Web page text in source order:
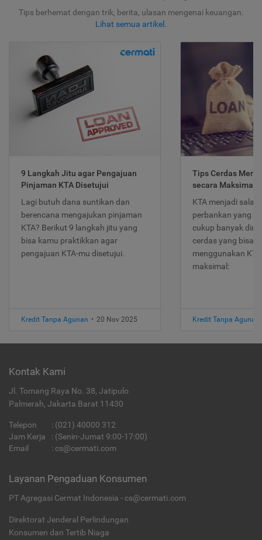
Tips berhemat dengan trik, berita, ulasan mengenai keuangan.
Lihat semua artikel .
9 Langkah Jitu agar Pengajuan
Pinjaman KTA Disetujui
Lagi butuh dana suntikan dan
berencana mengajukan pinjaman
KTA? Berikut 9 langkah jitu yang
bisa kamu praktikkan agar
pengajuan KTA-mu disetujui.
Kredit Tanpa Agunan • 20 Nov 2025
Tips Cerdas
secara Maksimal
KTA menjadi
perbankan yang
cukup banyak
cerdas yang bisa
menggunakan
maksimal:
Kredit Tanpa Agunan
Kontak Kami
Jl. Tomang Raya No. 38, Jatipulo
Palmerah, Jakarta Barat 11430
Telepon : (021) 40000 312
Jam Kerja
: (Senin-Jumat 9:00-17:00)
Email
: cs@cermati.com
Layanan Pengaduan Konsumen
PT Agregasi Cermat Indonesia - cs@cermati.com
Direktorat Jenderal Perlindungan
Konsumen dan Tertib Niaga